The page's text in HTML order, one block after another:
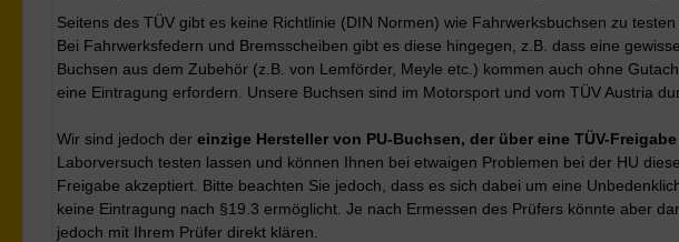
Seitens des TÜV gibt es keine Richtlinie (DIN Normen) wie Fahrwerksbuchsen zu
Bei Fahrwerksfedern und Bremsscheiben gibt es diese hingegen, z.B. dass eine
Buchsen aus dem Zubehör (z.B. von Lemförder, Meyle etc.) kommen auch ohne
eine Eintragung erfordern. Unsere Buchsen sind im Motorsport und vom TÜV Austria
Wir sind jedoch der einzige Hersteller von PU-Buchsen, der über eine TÜV-Freigabe
Laborversuch testen lassen und können Ihnen bei etwaigen Problemen bei der HU
Freigabe akzeptiert. Bitte beachten Sie jedoch, dass es sich dabei um eine
keine Eintragung nach §19.3 ermöglicht. Je nach Ermessen des Prüfers könnte aber
jedoch mit Ihrem Prüfer direkt klären.